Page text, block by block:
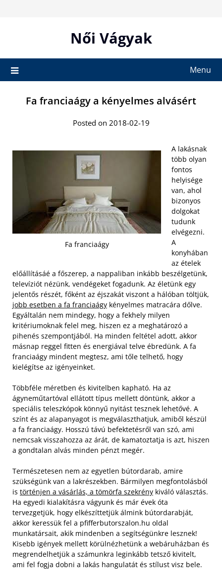
Női Vágyak
Menu
Fa franciaágy a kényelmes alvásért
Posted on 2018-02-19
Fa franciaágy
A lakásnak
több olyan
fontos
helyisége
van, ahol
bizonyos
dolgokat
tudunk
elvégezni.
A
konyhában
az ételek
előállításáé a főszerep, a nappaliban inkább beszélgetünk,
televíziót nézünk, vendégeket fogadunk. Az életünk egy
jelentős részét, főként az éjszakát viszont a hálóban töltjük,
jobb esetben a fa franciaágy kényelmes matracára dőlve.
Egyáltalán nem mindegy, hogy a fekhely milyen
kritériumoknak felel meg, hiszen ez a meghatározó a
pihenés szempontjából. Ha minden feltétel adott, akkor
másnap reggel fitten és energiával telve ébredünk. A fa
franciaágy mindent megtesz, ami tőle telhető, hogy
kielégítse az igényeinket.
Többféle méretben és kivitelben kapható. Ha az
ágyneműtartóval ellátott típus mellett döntünk, akkor a
speciális teleszkópok könnyű nyitást tesznek lehetővé. A
színt és az alapanyagot is megválaszthatjuk, amiből készül
a fa franciaágy. Hosszú távú befektetésről van szó, ami
nemcsak visszahozza az árát, de kamatoztatja is azt, hiszen
a gondtalan alvás minden pénzt megér.
Természetesen nem az egyetlen bútordarab, amire
szükségünk van a lakrészekben. Bármilyen megfontolásból
is történjen a vásárlás, a tömörfa szekrény kiváló választás.
Ha egyedi kialakításra vágyunk és már évek óta
tervezgetjük, hogy elkészíttetjük álmink bútordarabját,
akkor keressük fel a pfifferbutorszalon.hu oldal
munkatársait, akik mindenben a segítségünkre lesznek!
Kisebb igények mellett körülnézhetünk a webáruházban és
megrendelhetjük a számunkra leginkább tetsző kivitelt,
ami fel fogja dobni a lakás hangulatát és stílust visz bele.